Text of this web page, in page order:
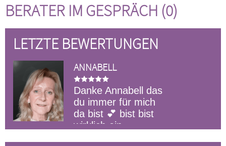
BERATER IM GESPRÄCH (0)
LETZTE BEWERTUNGEN
ANNABELL
Danke Annabell das
du immer für mich
da bist 💕 bist bist
wirklich ein